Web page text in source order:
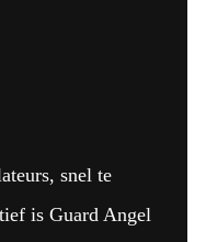
snel te
is Guard Angel